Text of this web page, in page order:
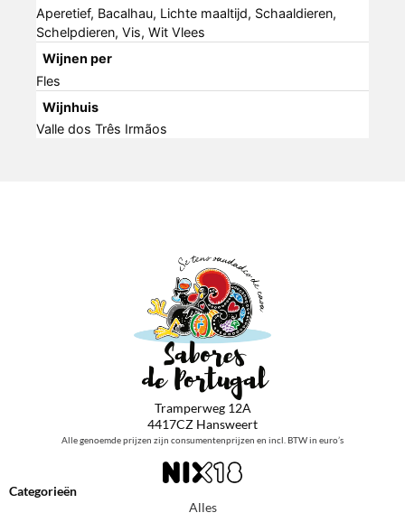
Aperetief, Bacalhau, Lichte maaltijd, Schaaldieren,
Schelpdieren, Vis, Wit Vlees
Wijnen per
Fles
Wijnhuis
Valle dos Três Irmãos
Tramperweg 12A
4417CZ Hansweert
Alle genoemde prijzen zijn consumentenprijzen en incl. BTW in euro’s
Categorieën
Alles